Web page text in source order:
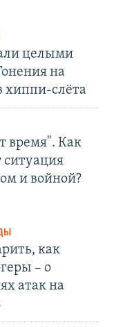
целыми
на
хиппи-слёта
время". Как
ситуация
и войной?
как
– о
атак на